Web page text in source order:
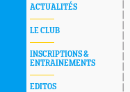
ACTUALITÉS
LE CLUB
INSCRIPTIONS &
ENTRAINEMENTS
EDITOS